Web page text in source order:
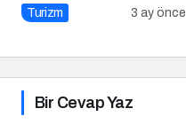
Turizm 3 ay önce
Bir Cevap Yaz